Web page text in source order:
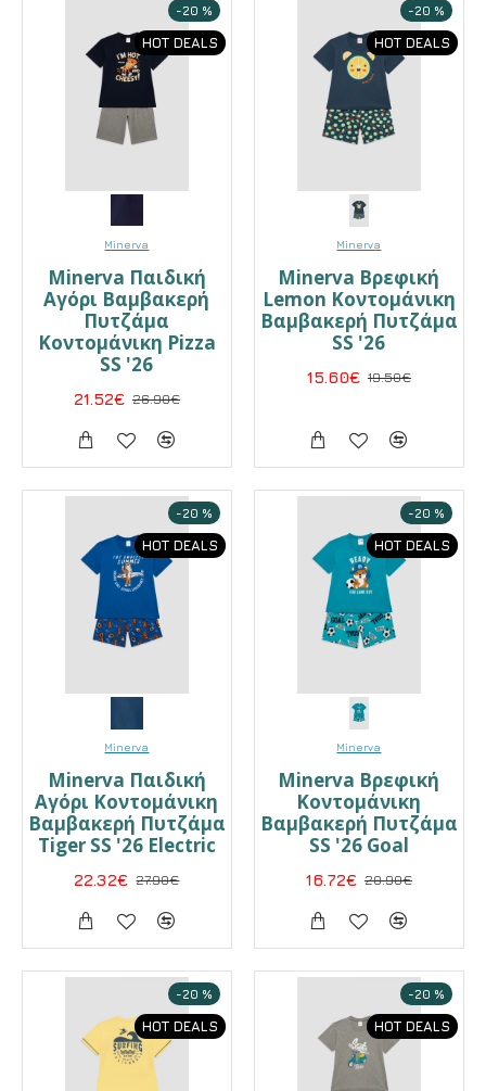
HOT DEALS
-20 %
Minerva
Minerva Παιδική
Αγόρι Βαμβακερή
Πυτζάμα
Κοντομάνικη Pizza
SS '26
21.52€ 26.90€
HOT DEALS
-20 %
Minerva
Minerva Βρεφική
Lemon Κοντομάνικη
Βαμβακερή Πυτζάμα
SS '26
15.60€ 19.50€
HOT DEALS
-20 %
Minerva
Minerva Παιδική
Αγόρι Κοντομάνικη
Βαμβακερή Πυτζάμα
Tiger SS '26 Electric
22.32€ 27.90€
HOT DEALS
-20 %
Minerva
Minerva Βρεφική
Κοντομάνικη
Βαμβακερή Πυτζάμα
SS '26 Goal
16.72€ 20.90€
HOT DEALS
-20 %
HOT DEALS
-20 %